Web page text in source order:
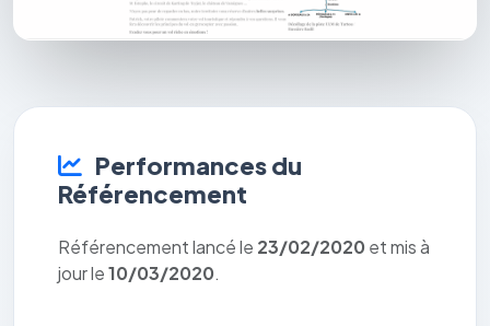
Performances du
Référencement
Référencement lancé le 23/02/2020 et mis à
jour le10/03/2020.